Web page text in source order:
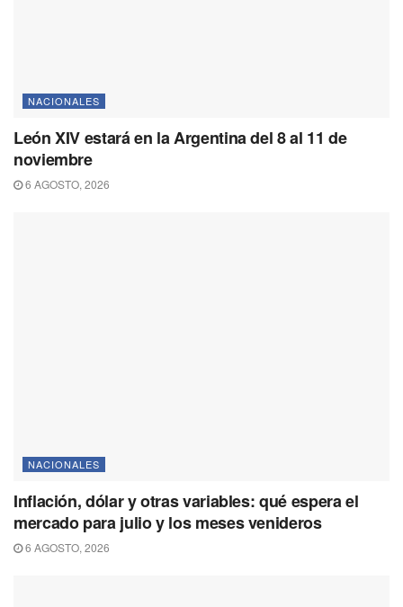
NACIONALES
León XIV estará en la Argentina del 8 al 11 de
noviembre
6 AGOSTO, 2026
NACIONALES
Inflación, dólar y otras variables: qué espera el
mercado para julio y los meses venideros
6 AGOSTO, 2026